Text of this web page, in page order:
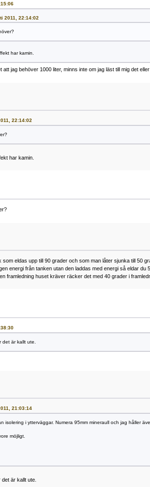
2011, 22:14:02
har kamin.
jag behöver 1000 liter, minns inte om jag läst till mig det
22:14:02
har kamin.
eldas upp till 90 grader och som man låter sjunka till 50
energi från tanken utan den laddas med energi så eldar
framledning huset kräver räcker det med 40 grader i
är kallt ute.
21:03:14
isolering i ytterväggar. Numera 95mm mineraull och jag håller
möjligt.
är kallt ute.